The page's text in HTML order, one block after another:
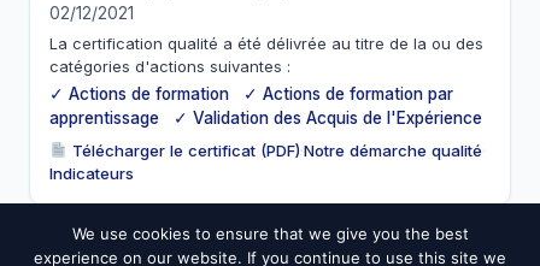
02/12/2021
La certification qualité a été délivrée au titre de la ou des
catégories d'actions suivantes :
✓ Actions de formation ✓ Actions de formation par
apprentissage ✓ Validation des Acquis de l'Expérience
Télécharger le certificat (PDF)·Notre démarche qualité·
Indicateurs
We use cookies to ensure that we give you the best
experience on our website. If you continue to use this site we